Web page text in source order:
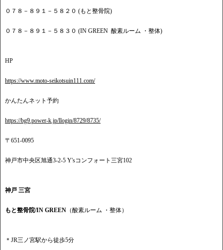
０７８－８９１－５８２０ (もと整骨院)
０７８－８９１－５８３０ (IN GREEN 酸素ルーム ・整体)
HP
https://www.moto-seikotsuin111.com/
かんたんネット予約
https://bg9.power-k.jp/llogin/8729/8735/
〒651-0095
神戸市中央区旭通3-2-5 Y'sコンフォート三宮102
神戸 三宮
もと整骨院/IN GREEN （酸素ルーム ・整体）
＊JR三ノ宮駅から徒歩5分